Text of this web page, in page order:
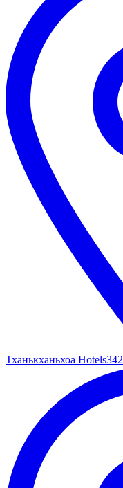
Тханькханьхоа Hotels342